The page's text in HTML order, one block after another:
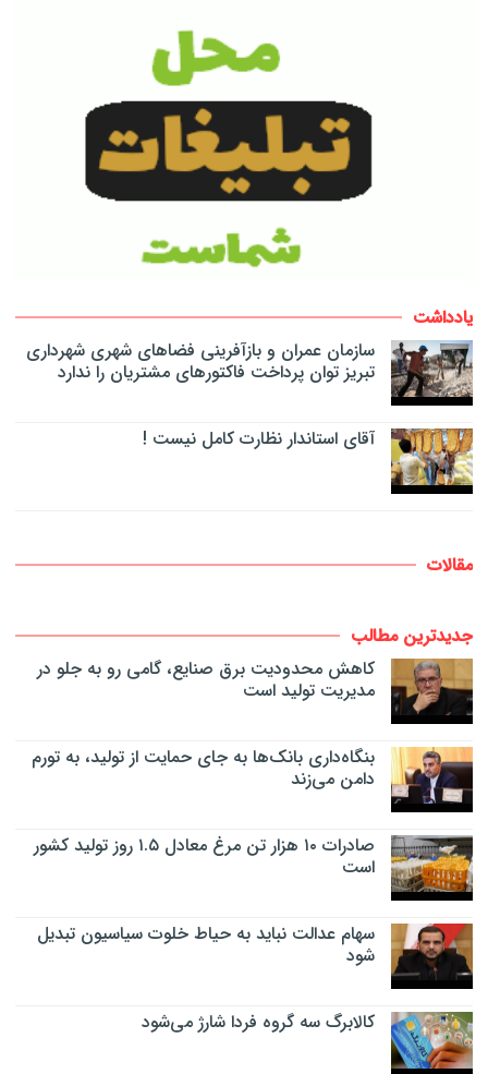
یادداشت
سازمان عمران و بازآفرینی فضاهای شهری شهرداری
تبریز توان پرداخت فاکتورهای مشتریان را ندارد
آقای استاندار نظارت کامل نیست !
مقالات
جدیدترین مطالب
کاهش محدودیت برق صنایع، گامی رو به جلو در
مدیریت تولید است
بنگاه‌داری بانک‌ها به جای حمایت از تولید، به تورم
دامن می‌زند
صادرات ۱۰ هزار تن مرغ معادل ۱.۵ روز تولید کشور
است
سهام عدالت نباید به حیاط خلوت سیاسیون تبدیل
شود
کالابرگ سه گروه فردا شارژ می‌شود